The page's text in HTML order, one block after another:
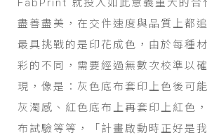
FabPrint 就投入如此意義重大的合
盡善盡美，在交件速度與品質上都
最具挑戰的是印花成色，由於每種
彩的不同，需要經過無數次校準以
現，像是：灰色底布套印上色後可
灰濁感、紅色底布上再套印上紅色
布試驗等等，「計畫啟動時正好是